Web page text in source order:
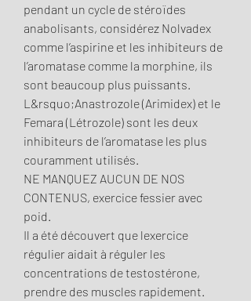
pendant un cycle de stéroïdes
anabolisants, considérez Nolvadex
comme l’aspirine et les inhibiteurs de
l’aromatase comme la morphine, ils
sont beaucoup plus puissants.
L&rsquo;Anastrozole (Arimidex) et le
Femara (Létrozole) sont les deux
inhibiteurs de l’aromatase les plus
couramment utilisés.
NE MANQUEZ AUCUN DE NOS
CONTENUS, exercice fessier avec
poid.
Il a été découvert que lexercice
régulier aidait à réguler les
concentrations de testostérone,
prendre des muscles rapidement.